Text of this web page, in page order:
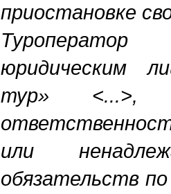
приостановке
юридическим
тур» <...>,
или
обязательств по